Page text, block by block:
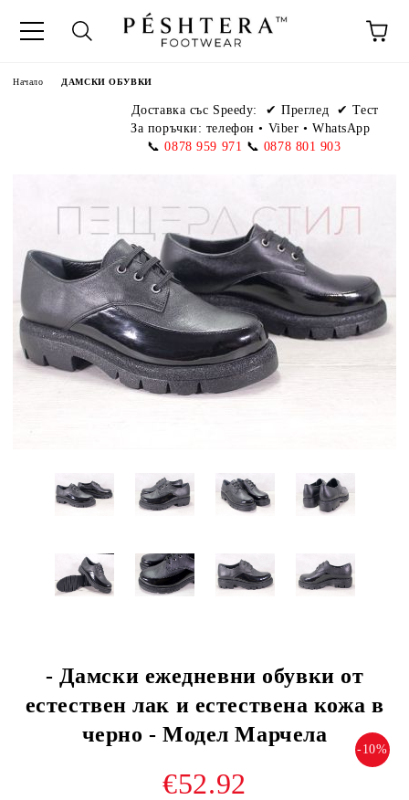
Начало ДАМСКИ ОБУВКИ
Доставка със Speedy:
✔ Преглед ✔ Тест
За поръчки: телефон• Viber • WhatsApp
📞 0878 959 971 📞 0878 801 903
- Дамски ежедневни обувки от
естествен лак и естествена кожа в
черно - Модел Марчела
-10%
€52.92